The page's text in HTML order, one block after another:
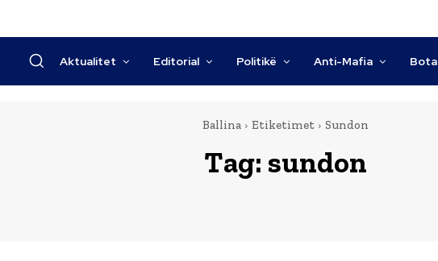
Aktualitet Editorial Politikë Anti-Mafia Bota
Ballina Etiketimet Sundon
Tag: sundon